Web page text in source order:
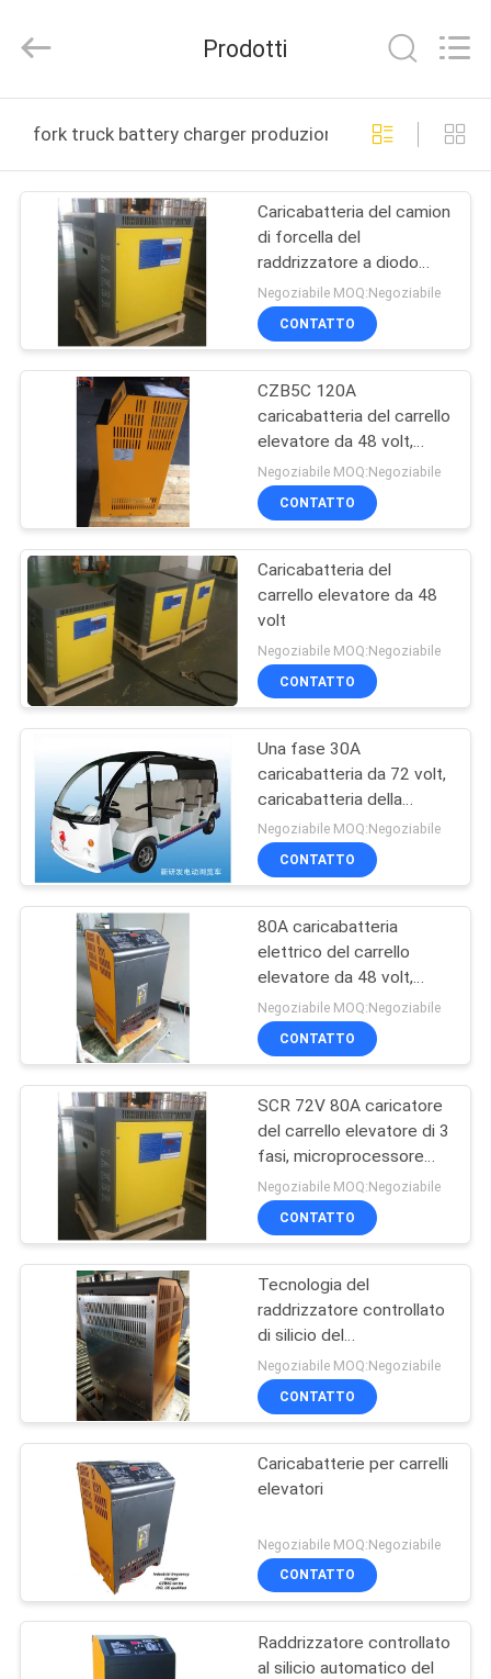
CASA
PRODOTTI
SIAMO
FATORY
CONTROLLO
QUALITÀ
CONTATTACI
NOTIZIE
MAPPA
DEL
SITO
INFORMATIVA
SULLA
PRIVACY
LAKER
AUTOPARTS
Rights
Prodotti
fork truck battery charger produzione online
Caricabatteria del camion
di forcella del
raddrizzatore a diodo
dell'SCR 60A,
caricabatteria del camion
Negoziabile MOQ:Negoziabile
CONTATTO
CZB5C 120A
caricabatteria del carrello
elevatore da 48 volt,
caricabatterie del
carrello elevatore a
forcale
Negoziabile MOQ:Negoziabile
CONTATTO
Caricabatteria del
carrello elevatore da 48
volt
Negoziabile MOQ:Negoziabile
CONTATTO
Una fase 30A
caricabatteria da 72 volt,
caricabatteria della
trazione per il carrello
elevatore
Negoziabile MOQ:Negoziabile
CONTATTO
80A caricabatteria
elettrico del carrello
elevatore da 48 volt,
batteria industriale e
caricatore
Negoziabile MOQ:Negoziabile
CONTATTO
SCR 72V 80A caricatore
del carrello elevatore di 3
fasi, microprocessore
del caricabatteria di Jack
del pallet controllato
Negoziabile MOQ:Negoziabile
CONTATTO
Tecnologia del
raddrizzatore controllato
di silicio del
caricabatteria del carrello
elevatore di CZB5C 100A
48V
Negoziabile MOQ:Negoziabile
CONTATTO
Caricabatterie per carrelli
elevatori
Negoziabile MOQ:Negoziabile
CONTATTO
Raddrizzatore controllato
al silicio automatico del